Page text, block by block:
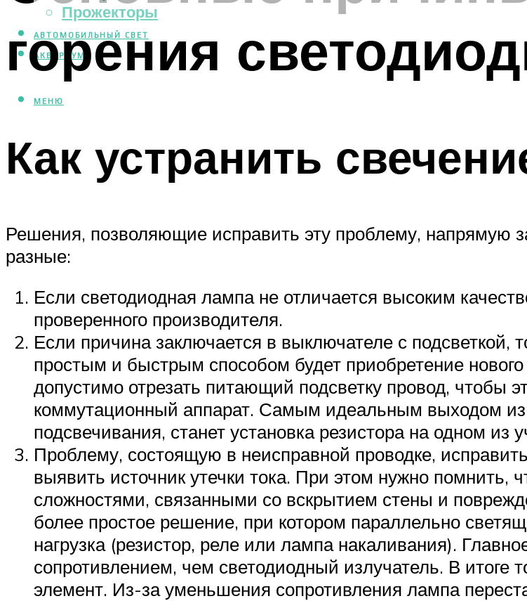
Прожекторы
АВТОМОБИЛЬНЫЙ СВЕТ
АКВАРИУМ
МЕНЮ
горения
Как устранить
Решения, позволяющие исправить эту проблему, напрямую
разные:
Если светодиодная лампа не отличается высоким
проверенного производителя.
Если причина заключается в выключателе с
простым и быстрым способом будет приобретение
допустимо отрезать питающий подсветку провод, чтобы
коммутационный аппарат. Самым идеальным выходом
подсвечивания, станет установка резистора на одном из
Проблему, состоящую в неисправной проводке,
выявить источник утечки тока. При этом нужно помнить,
сложностями, связанными со вскрытием стены и
более простое решение, при котором параллельно
нагрузка (резистор, реле или лампа накаливания).
сопротивлением, чем светодиодный излучатель. В итоге
элемент. Из-за уменьшения сопротивления лампа